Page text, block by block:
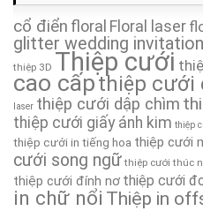
Thiệp Cưới TA239A
Thiệp Cưới TA088
Thiệp cưới TA232
Thiệp Cưới TA001
Thiệp Cưới TA095
cổ điển floral Floral laser
glitter wedding invitation
thiệp 3D Thiệp cưới
cao cấpthiệp cưới
laser thiệp cưới dập chìm
thiệp cưới giấy ánh kim thiệp
thiệp cưới in tiếng hoa thiệp cưới
cưới song ngữ thiệp cưới thúc
thiệp cưới đính nơ thiệp cưới
in chữ nổi Thiệp in